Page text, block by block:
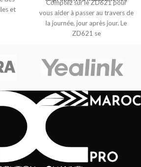
et
Comptez sur le ZD621 pour
vous aider à passer au travers de
la journée, jour après jour. Le
ZD621 se